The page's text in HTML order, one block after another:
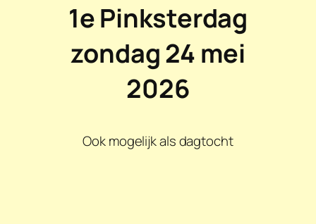
1e Pinksterdag
zondag 24 mei
2026
Ook mogelijk als dagtocht